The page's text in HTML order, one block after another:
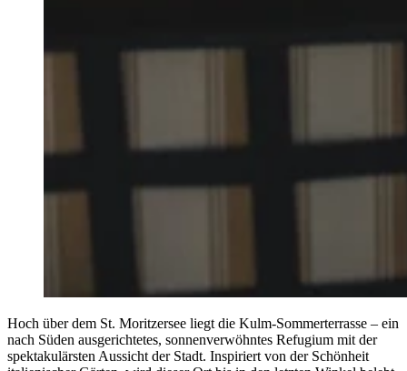
Hoch über dem St. Moritzersee liegt die Kulm-Sommerterrasse – ein
nach Süden ausgerichtetes, sonnenverwöhntes Refugium mit der
spektakulärsten Aussicht der Stadt. Inspiriert von der Schönheit